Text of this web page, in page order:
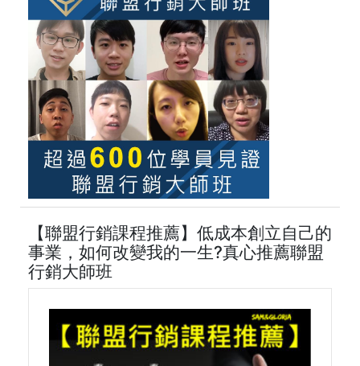
【聯盟行銷課程推薦】低成本創立自己的
事業，如何改變我的一生?真心推薦聯盟
行銷大師班